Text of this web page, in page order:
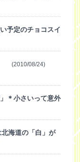
予定のチョコスイ
(2010/08/24)
＊小さいって意外
北海道の「白」が